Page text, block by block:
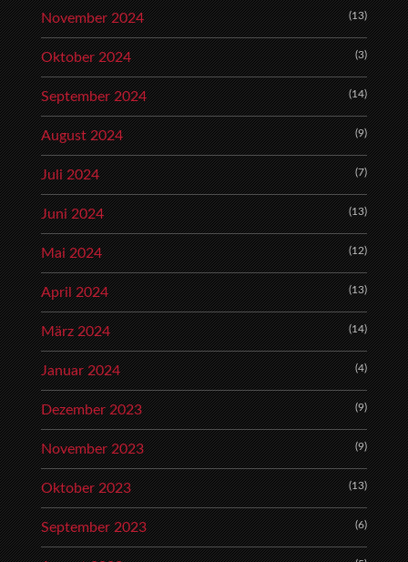
November 2024 (13)
Oktober 2024 (3)
September 2024 (14)
August 2024 (9)
Juli 2024 (7)
Juni 2024 (13)
Mai 2024 (12)
April 2024 (13)
März 2024 (14)
Januar 2024 (4)
Dezember 2023 (9)
November 2023 (9)
Oktober 2023 (13)
September 2023 (6)